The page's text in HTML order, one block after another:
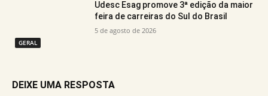
GERAL
Udesc Esag promove 3ª edição da maior
feira de carreiras do Sul do Brasil
5 de agosto de 2026
DEIXE UMA RESPOSTA